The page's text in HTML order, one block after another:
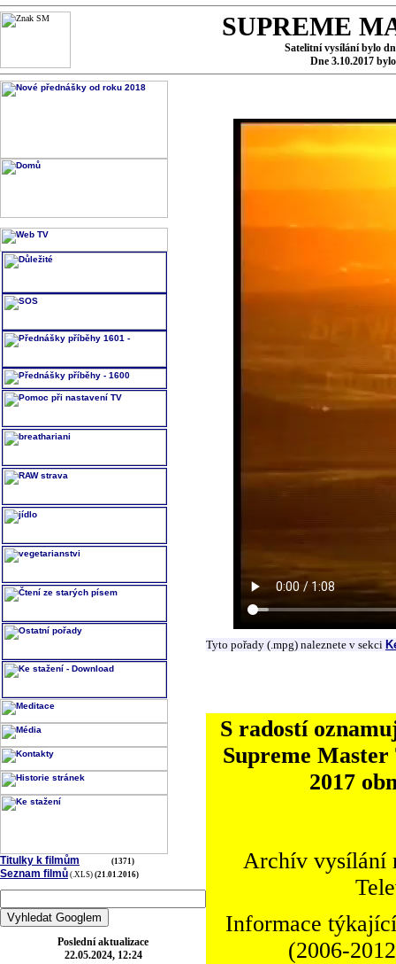
SUPREME
Satelitní vysílání bylo
Dne 3.10.2017
Titulky k filmům (1371)
Seznam filmů (.XLS) (21.01.2016)
Poslední aktualizace
22.05.2024, 12:24
Tyto pořady (.mpg) naleznete v sekci
S radostí
Supreme
2017
Archív vysílání
Informace
(2006-